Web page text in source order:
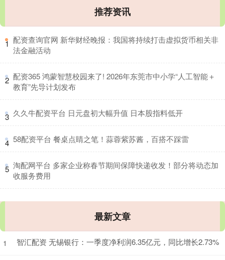
推荐资讯
1 ​配资查询官网 新华财经晚报：我国将持续打击虚拟货币相关非
法金融活动
2 ​配资365 鸿蒙智慧校园来了! 2026年东莞市中小学“人工智能＋
教育”先导计划发布
3 ​久久牛配资平台 日元盘初大幅升值 日本股指料低开
4 ​58配资平台 餐桌点睛之笔！蒜蓉紫苏酱，百搭不踩雷
5 ​淘配网平台 多家企业称春节期间保障快递收发！部分将动态加
收服务费用
最新文章
1 智汇配资 无锡银行：一季度净利润6.35亿元，同比增长2.73%